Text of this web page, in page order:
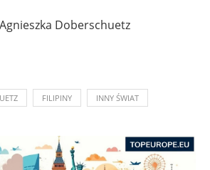
Doberschuetz
FILIPINY INNY ŚWIAT